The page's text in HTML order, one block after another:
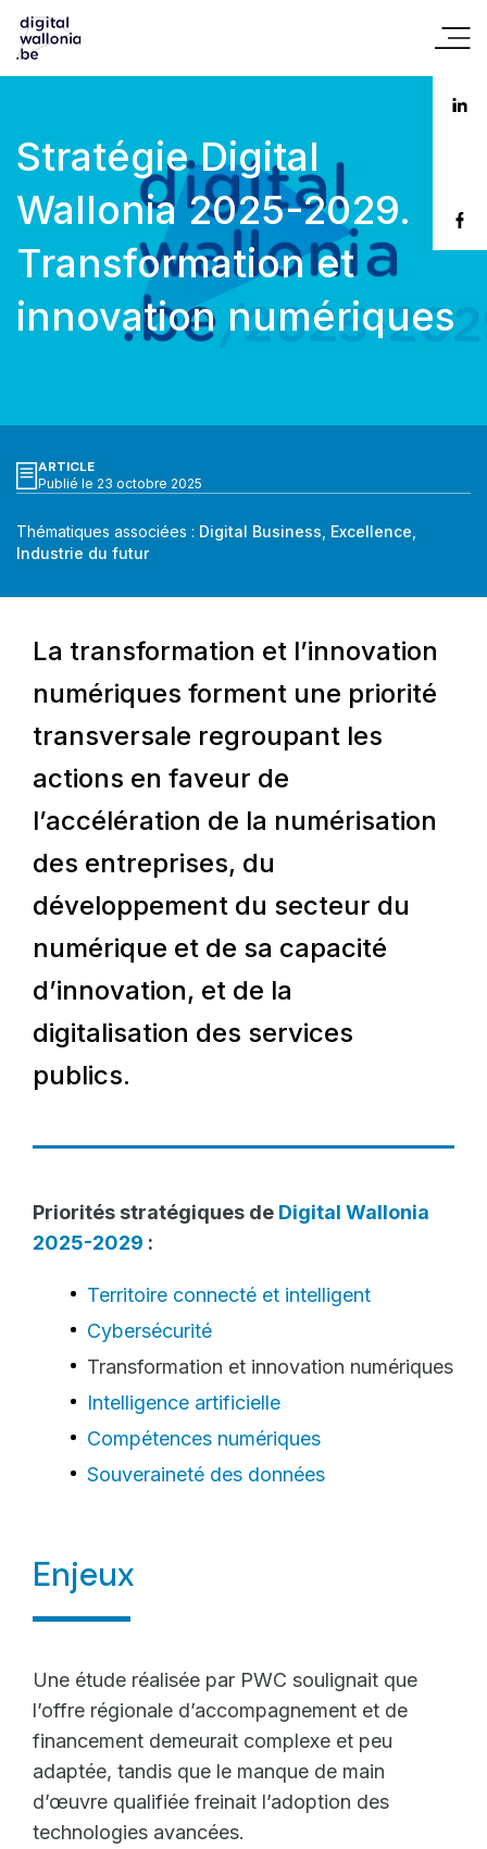
Stratégie Digital
Wallonia 2025-2029.
Transformation et
innovation numériques
ARTICLE
Publié le 23 octobre 2025
Thématiques associées : Digital Business Excellence
Industrie du futur
La transformation et l’innovation
numériques forment une priorité
transversale regroupant les
actions en faveur de
l’accélération de la numérisation
des entreprises, du
développement du secteur du
numérique et de sa capacité
d’innovation, et de la
digitalisation des services
publics.
Priorités stratégiques de Digital Wallonia
2025-2029 :
Territoire connecté et intelligent
Cybersécurité
Transformation et innovation numériques
Intelligence artificielle
Compétences numériques
Souveraineté des données
Enjeux
Une étude réalisée par PWC soulignait que
l’offre régionale d’accompagnement et de
financement demeurait complexe et peu
adaptée, tandis que le manque de main
d’œuvre qualifiée freinait l’adoption des
technologies avancées.